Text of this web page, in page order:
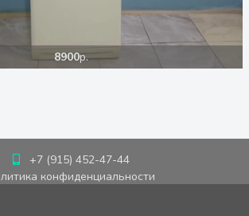
8900р.
+7 (915) 452-47-44
конфиденциальности